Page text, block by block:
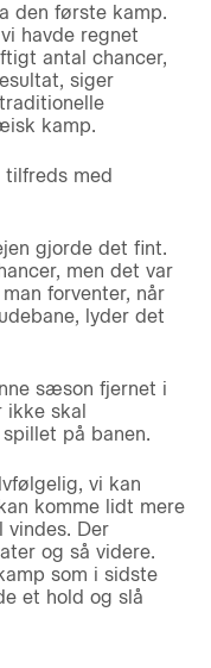
den første kamp.
havde regnet
antal chancer,
siger
kamp.
tilfreds med
gjorde det fint.
men det var
forventer, når
lyder det
sæson fjernet i
skal
på banen.
vi kan
komme lidt mere
vindes. Der
og så videre.
som i sidste
et hold og slå